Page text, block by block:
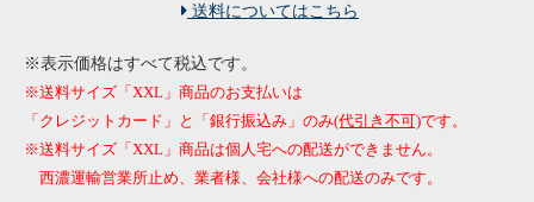
送料についてはこちら
※表示価格はすべて税込です。
※送料サイズ「XXL」商品のお支払いは
「クレジットカード」と「銀行振込み」のみ(代引き不可)です。
※送料サイズ「XXL」商品は個人宅への配送ができません。
西濃運輸営業所止め、業者様、会社様への配送のみです。